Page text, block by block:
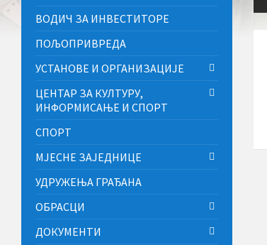
ВОДИЧ ЗА ИНВЕСТИТОРЕ
ПОЉОПРИВРЕДА
УСТАНОВЕ И ОРГАНИЗАЦИЈЕ
ЦЕНТАР ЗА КУЛТУРУ,
ИНФОРМИСАЊЕ И СПОРТ
СПОРТ
МЈЕСНЕ ЗАЈЕДНИЦЕ
УДРУЖЕЊА ГРАЂАНА
ОБРАСЦИ
ДОКУМЕНТИ